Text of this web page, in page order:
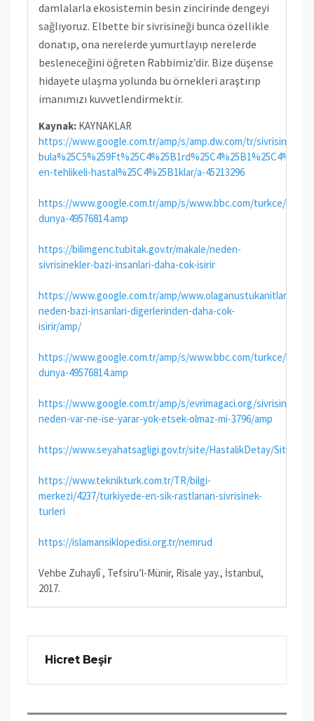
damlalarla ekosistemin besin zincirinde dengeyi
sağlıyoruz. Elbette bir sivrisineği bunca özellikle
donatıp, ona nerelerde yumurtlayıp nerelerde
besleneceğini öğreten Rabbimiz’dir. Bize düşense
hidayete ulaşma yolunda bu örnekleri araştırıp
imanımızı kuvvetlendirmektir.
Kaynak: KAYNAKLAR
https://www.google.com.tr/amp/s/amp.dw.com/tr/
en-tehlikeli-hastal%25C4%25B1klar/a-45213296
https://www.google.com.tr/amp/s/www.bbc.com/turkce/
dunya-49576814.amp
https://bilimgenc.tubitak.gov.tr/makale/neden-
sivrisinekler-bazi-insanlari-daha-cok-isirir
https://www.google.com.tr/amp/www.olaganustukanitlar.com/
neden-bazi-insanlari-digerlerinden-daha-cok-
isirir/amp/
https://www.google.com.tr/amp/s/www.bbc.com/turkce/
dunya-49576814.amp
https://www.google.com.tr/amp/s/evrimagaci.org/sivrisinekler-
neden-var-ne-ise-yarar-yok-etsek-olmaz-mi-3796/amp
https://www.seyahatsagligi.gov.tr/site/HastalikDetay/Sitma
https://www.teknikturk.com.tr/TR/bilgi-
merkezi/4237/turkiyede-en-sik-rastlanan-sivrisinek-
turleri
https://islamansiklopedisi.org.tr/nemrud
Vehbe Zuhaylî , Tefsiru’l-Münir, Risale yay., İstanbul,
2017.
Hicret Beşir